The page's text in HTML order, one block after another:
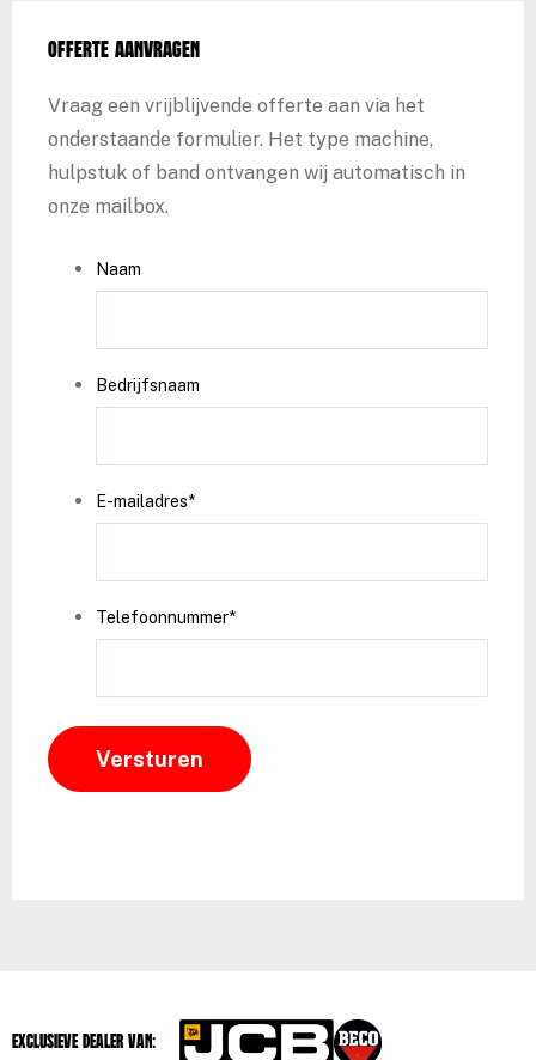
Offerte aanvragen
Vraag een vrijblijvende offerte aan via het
onderstaande formulier. Het type machine,
hulpstuk of band ontvangen wij automatisch in
onze mailbox.
Naam
Bedrijfsnaam
E-mailadres*
Telefoonnummer*
Exclusieve dealer van: